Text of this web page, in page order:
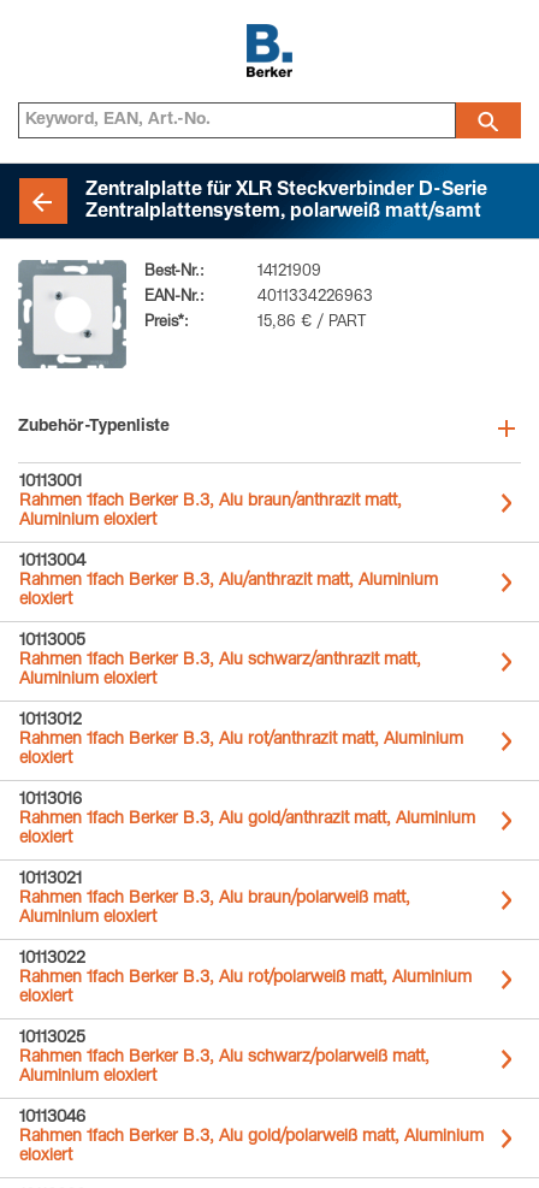
Zentralplatte für XLR Steckverbinder D-Serie
Zentralplattensystem, polarweiß matt/samt
Best-Nr.:
14121909
EAN-Nr.:
4011334226963
Preis*:
15,86 € / PART
Zubehör-Typenliste
10113001
Rahmen 1fach Berker B.3, Alu braun/anthrazit matt,
Aluminium eloxiert
10113004
Rahmen 1fach Berker B.3, Alu/anthrazit matt, Aluminium
eloxiert
10113005
Rahmen 1fach Berker B.3, Alu schwarz/anthrazit matt,
Aluminium eloxiert
10113012
Rahmen 1fach Berker B.3, Alu rot/anthrazit matt, Aluminium
eloxiert
10113016
Rahmen 1fach Berker B.3, Alu gold/anthrazit matt, Aluminium
eloxiert
10113021
Rahmen 1fach Berker B.3, Alu braun/polarweiß matt,
Aluminium eloxiert
10113022
Rahmen 1fach Berker B.3, Alu rot/polarweiß matt, Aluminium
eloxiert
10113025
Rahmen 1fach Berker B.3, Alu schwarz/polarweiß matt,
Aluminium eloxiert
10113046
Rahmen 1fach Berker B.3, Alu gold/polarweiß matt, Aluminium
eloxiert